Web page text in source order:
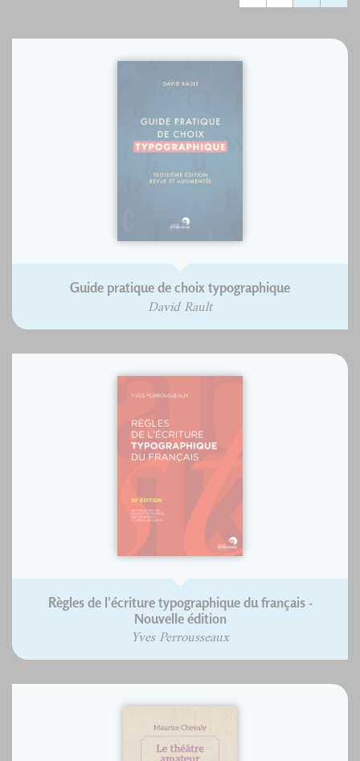
Guide pratique de choix typographique
David Rault
Règles de l'écriture typographique du français -
Nouvelle édition
Yves Perrousseaux